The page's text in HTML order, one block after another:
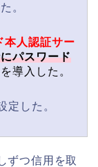
。
本人認証サー
パスワード
導入した。
定した。
ずつ信用を取